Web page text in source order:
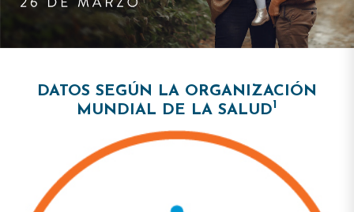
DATOS SEGÚN LA ORGANIZACIÓN
MUNDIAL DE LA SALUD1